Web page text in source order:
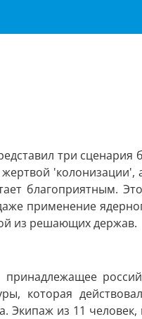
три сценария
'колонизации',
благоприятным.
применение
из решающих держав.
которая
Экипаж из 11